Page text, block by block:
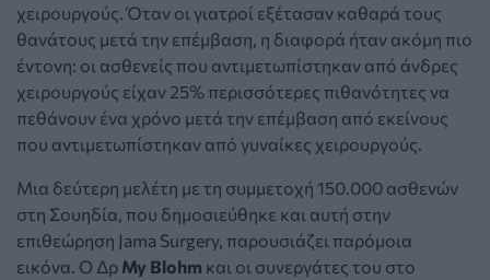
χειρουργούς. Όταν οι γιατροί εξέτασαν καθαρά τους
θανάτους μετά την επέμβαση, η διαφορά ήταν ακόμη πιο
έντονη: οι ασθενείς που αντιμετωπίστηκαν από άνδρες
χειρουργούς είχαν 25% περισσότερες πιθανότητες να
πεθάνουν ένα χρόνο μετά την επέμβαση από εκείνους
που αντιμετωπίστηκαν από γυναίκες χειρουργούς.
Μια δεύτερη μελέτη με τη συμμετοχή 150.000 ασθενών
στη Σουηδία, που δημοσιεύθηκε και αυτή στην
επιθεώρηση Jama Surgery, παρουσιάζει παρόμοια
εικόνα. Ο Δρ My Blohm και οι συνεργάτες του στο